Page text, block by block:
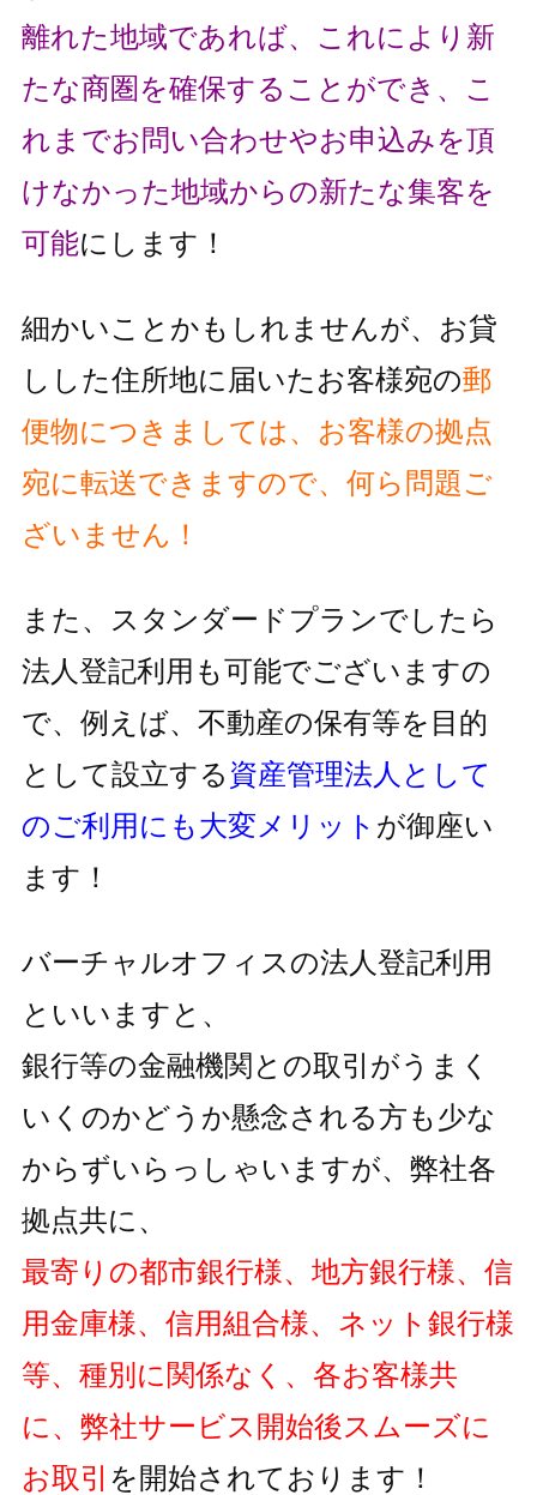
離れた地域であれば、これにより 新
たな商圏を確保することができ、こ
れまでお問い合わせやお申込みを頂
けなかった地域からの新たな集客を
可能にします！
細かいことかもしれませんが、お貸
しした住所地に届いたお客様宛の郵
便物につきましては、お客様の拠点
宛に転送できますので、何ら問題ご
ざいません！
また、スタンダードプランでしたら
法人登記利用も可能でございますの
で、 例えば、不動産の保有等を目的
として設立する 資産管理法人として
のご利用にも大変メリット が御座い
ます！
バーチャルオフィスの法人登記利用
といいますと、
銀行等の金融機関との取引がうまく
いくのかどうか懸念される方も少な
からずいらっしゃいますが、弊社各
拠点共に、
最寄りの都市銀行様、地方銀行様、信
用金庫様、信用組合様、ネット銀行様
等、種別に関係なく、各お客様共
に、弊社サービス開始後スムーズに
お取引 を開始されております！